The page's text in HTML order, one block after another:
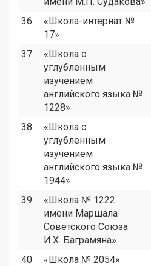
36
«Школа-интернат №
17»
37
«Школа с
углубленным
изучением
английского языка №
1228»
38
«Школа с
углубленным
изучением
английского языка №
1944»
39
«Школа № 1222
имени Маршала
Советского Союза
И.Х. Баграмяна»
40 «Школа № 2054»